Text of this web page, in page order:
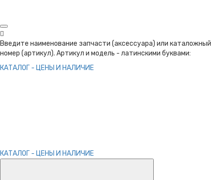
Введите наименование запчасти (аксессуара) или каталожный
номер (артикул). Артикул и модель - латинскими буквами:
КАТАЛОГ - ЦЕНЫ И НАЛИЧИЕ
КАТАЛОГ - ЦЕНЫ И НАЛИЧИЕ